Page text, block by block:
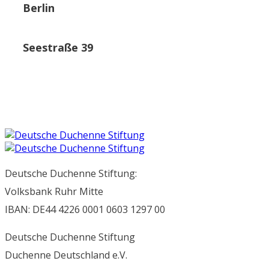
Berlin
Seestraße 39
Deutsche Duchenne Stiftung:
Volksbank Ruhr Mitte
IBAN: DE44 4226 0001 0603 1297 00
Deutsche Duchenne Stiftung
Duchenne Deutschland e.V.